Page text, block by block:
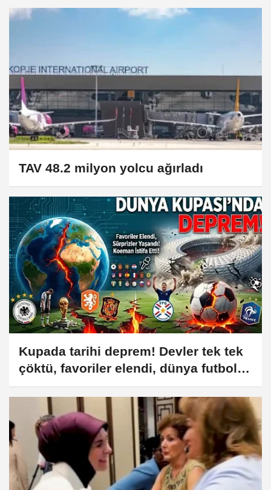
TAV 48.2 milyon yolcu ağırladı
Kupada tarihi deprem! Devler tek tek
çöktü, favoriler elendi, dünya futbolu
şokta!